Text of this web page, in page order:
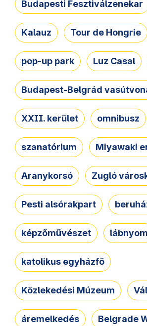
Budapesti Fesztiválzenekar
Kalauz Tour de Hongrie
pop-up park Luz Casal
Budapest-Belgrád
XXII. kerület omnibusz
szanatórium Miyawaki
Aranykorsó Zugló
Pesti alsórakpart
képzőművészet lábnyom
katolikus egyházfő
Közlekedési Múzeum
áremelkedés Belgrade